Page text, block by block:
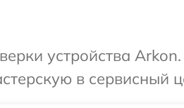
устройства Arkon.
в сервисный